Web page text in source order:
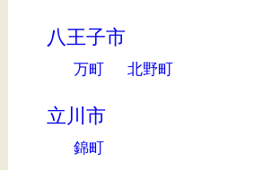
八王子市
万町 北野町
立川市
錦町